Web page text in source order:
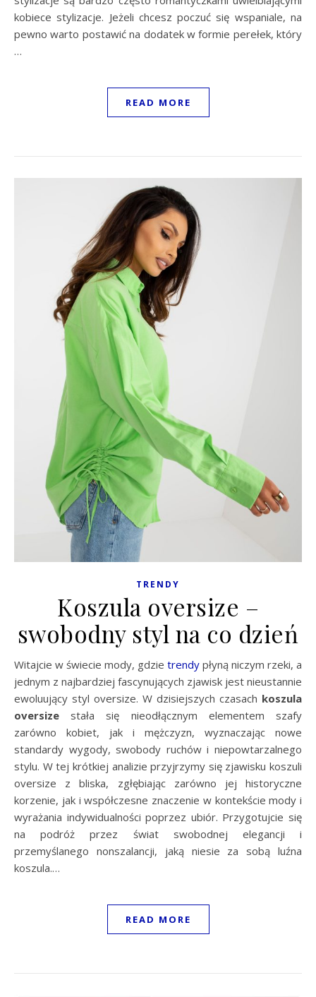
kobiece stylizacje. Jeżeli chcesz poczuć się wspaniale, na
pewno warto postawić na dodatek w formie perełek, który
…
READ MORE
TRENDY
Koszula oversize –
swobodny styl na co dzień
Witajcie w świecie mody, gdzie trendy płyną niczym rzeki, a
jednym z najbardziej fascynujących zjawisk jest nieustannie
ewoluujący styl oversize. W dzisiejszych czasach koszula
oversize stała się nieodłącznym elementem szafy
zarówno kobiet, jak i mężczyzn, wyznaczając nowe
standardy wygody, swobody ruchów i niepowtarzalnego
stylu. W tej krótkiej analizie przyjrzymy się zjawisku koszuli
oversize z bliska, zgłębiając zarówno jej historyczne
korzenie, jak i współczesne znaczenie w kontekście mody i
wyrażania indywidualności poprzez ubiór. Przygotujcie się
na podróż przez świat swobodnej elegancji i
przemyślanego nonszalancji, jaką niesie za sobą luźna
koszula.…
READ MORE